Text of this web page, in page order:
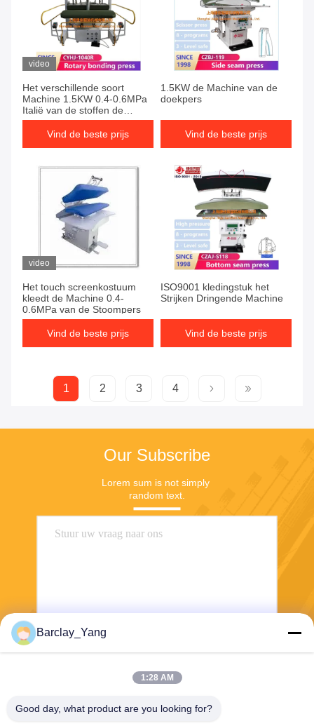
video
Het verschillende soort
Machine 1.5KW 0.4-0.6MPa
Italië van de stoffen de
roterende niet Naaiende Pers
maakte klep
Vind de beste prijs
1.5KW de Machine van de
doekpers
Vind de beste prijs
video
Het touch screenkostuum
kleedt de Machine 0.4-
0.6MPa van de Stoompers
Vind de beste prijs
ISO9001 kledingstuk het
Strijken Dringende Machine
Vind de beste prijs
1 2 3 4
Our Subscribe
Lorem sum is not simply
random text.
Stuur
Barclay_Yang
1:28 AM
Good day, what product are you looking for?